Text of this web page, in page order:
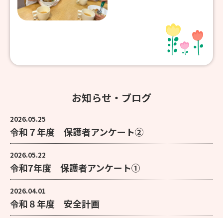
お知らせ・ブログ
2026.05.25
令和７年度 保護者アンケート②
2026.05.22
令和7年度 保護者アンケート①
2026.04.01
令和８年度 安全計画